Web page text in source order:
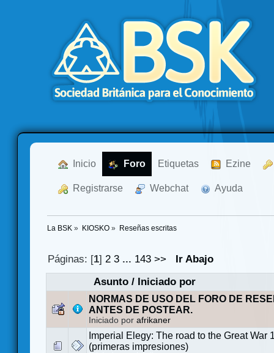
Inicio Foro Etiquetas Ezine
Registrarse Webchat Ayuda
La BSK » KIOSKO» Reseñas escritas
Páginas: [1]2 3 ... 143 >>
Ir Abajo
Asunto/ Iniciado por
NORMAS DE USO DEL FORO DE
ANTES DE POSTEAR.
Iniciado por afrikaner
Imperial Elegy: The road to the Great War
(primeras impresiones)